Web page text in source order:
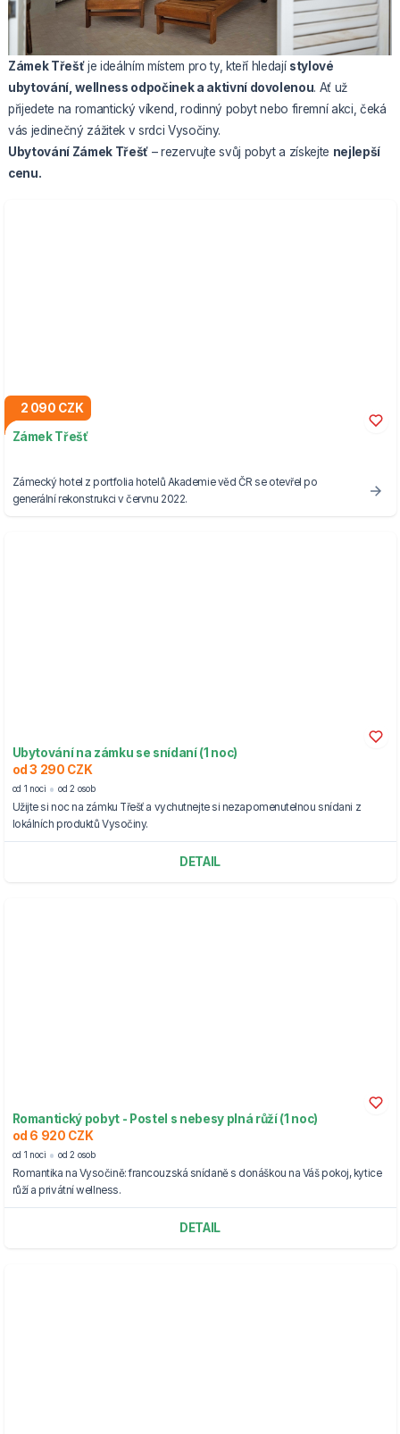
Zámek Třešťje ideálním místem pro ty, kteří hledají stylové
ubytování, wellness odpočinek a aktivní dovolenou. Ať už
přijedete na romantický víkend, rodinný pobyt nebo firemní akci, čeká
vás jedinečný zážitek v srdci Vysočiny.
Ubytování Zámek Třešť– rezervujte svůj pobyt a získejte nejlepší
cenu.
2 090 CZK
Zámek Třešť
Zámecký hotel z portfolia hotelů Akademie věd ČR se otevřel po
generální rekonstrukci v červnu 2022.
Ubytování na zámku se snídaní (1 noc)
od 3 290 CZK
od 1 noci od 2 osob
Užijte si noc na zámku Třešť a vychutnejte si nezapomenutelnou snídani z
lokálních produktů Vysočiny.
DETAIL
Romantický pobyt - Postel s nebesy plná růží (1 noc)
od 6 920 CZK
od 1 noci od 2 osob
Romantika na Vysočině: francouzská snídaně s donáškou na Váš pokoj, kytice
růží a privátní wellness.
DETAIL